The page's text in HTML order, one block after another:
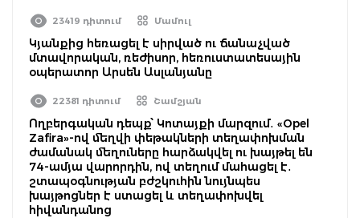
23419 դիտում Մամուլ
Կյանքից հեռացել է սիրված ու ճանաչված
մտավորական, ռեժիսոր, հեռուստատեսային
օպերատոր Արսեն Ասլանյանը
22381 դիտում Շամշյան
Ողբերգական դեպք՝ Կոտայքի մարզում․ «Opel
Zafira»-ով մեղվի փեթակների տեղափոխման
ժամանակ մեղուները հարձակվել ու խայթել են
74-ամյա վարորդին, ով տեղում մահացել է․
շտապօգնության բժշկուհին նույնպես
խայթոցներ է ստացել և տեղափոխվել
հիվանդանոց